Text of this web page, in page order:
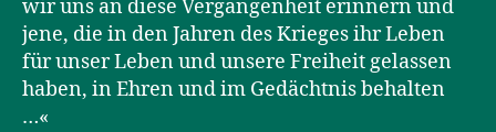
wir uns an diese Vergangenheit erinnern und
jene, die in den Jahren des Krieges ihr Leben
für unser Leben und unsere Freiheit gelassen
haben, in Ehren und im Gedächtnis behalten
…«